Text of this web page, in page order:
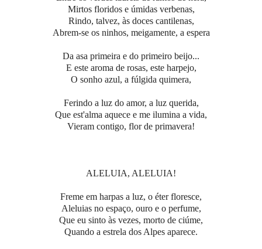
Mirtos floridos e úmidas verbenas,
Rindo, talvez, às doces cantilenas,
Abrem-se os ninhos, meigamente, a espera
Da asa primeira e do primeiro beijo...
E este aroma de rosas, este harpejo,
O sonho azul, a fúlgida quimera,
Ferindo a luz do amor, a luz querida,
Que est'alma aquece e me ilumina a vida,
Vieram contigo, flor de primavera!
ALELUIA, ALELUIA!
Freme em harpas a luz, o éter floresce,
Aleluias no espaço, ouro e o perfume,
Que eu sinto às vezes, morto de ciúme,
Quando a estrela dos Alpes aparece.